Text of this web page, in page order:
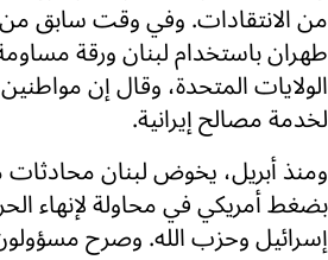
من الانتقادات. وفي وقت سابق
طهران باستخدام لبنان ورقة
الولايات المتحدة، وقال إن
لخدمة مصالح إيرانية.
ومنذ أبريل، يخوض لبنان
بضغط أمريكي في محاولة لإنهاء
إسرائيل وحزب الله. وصرح مسؤولون